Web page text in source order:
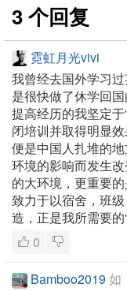
3 个回复
霓虹月光vivi
我曾经去国外学习
是很快做了休学回
提高经历的我坚定
闭培训并取得明显
便是中国人扎堆的
环境的影响而发生
的大环境，更重要
致力于以宿舍，班
造，正是我所需要的“
0
Bamboo2019 如